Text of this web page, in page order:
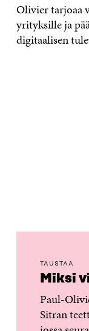
Olivier tarjoaa
yrityksille ja
digitaalisen
TAUSTAA
Miksi
Paul-
Sitran